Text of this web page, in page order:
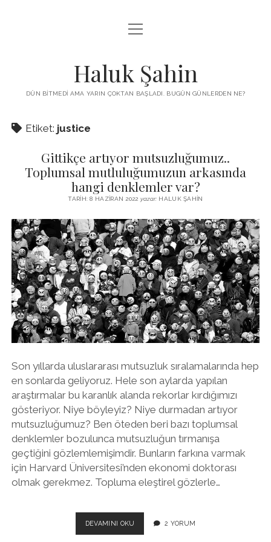
KUTUP YILDIZI
MENDIREK YAZILARI
İYI YAŞAM VE MUTLULUK ÜZERINE
BABIALI’DE CINAYET
GÜZEL MAVRELLA
BIZ KIMIZ?
DERS NOTLARI – LECTURE NOTES
YAZMADAN EDEMEDIM
HABERLER / NEWS
twitterfacebook
instagram
menüyü
aç
Haluk Şahin
DÜN BITMEDI AMA YARIN ÇOKTAN BAŞLADI. BUGÜN GÜNLERDEN NE?
Etiket: justice
Gittikçe artıyor mutsuzluğumuz..
Toplumsal mutluluğumuzun arkasında
hangi denklemler var?
TARIH: 8 HAZIRAN 2022 yazar: HALUK ŞAHIN
Son yıllarda uluslararası mutsuzluk sıralamalarında hep
en sonlarda geliyoruz. Hele son aylarda yapılan
araştırmalar bu karanlık alanda rekorlar kırdığımızı
gösteriyor. Niye böyleyiz? Niye durmadan artıyor
mutsuzluğumuz? Ben öteden beri bazı toplumsal
denklemler bozulunca mutsuzluğun tırmanışa
geçtiğini gözlemlemişimdir. Bunların farkına varmak
için Harvard Üniversitesi’nden ekonomi doktorası
olmak gerekmez. Topluma eleştirel gözlerle…
DEVAMINI OKU GITTIKÇE
ARTIYOR
2 YORUM